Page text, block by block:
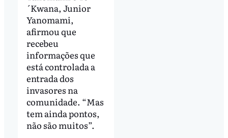
´Kwana, Junior
Yanomami,
afirmou que
recebeu
informações que
está controlada a
entrada dos
invasores na
comunidade. “Mas
tem ainda pontos,
não são muitos”.